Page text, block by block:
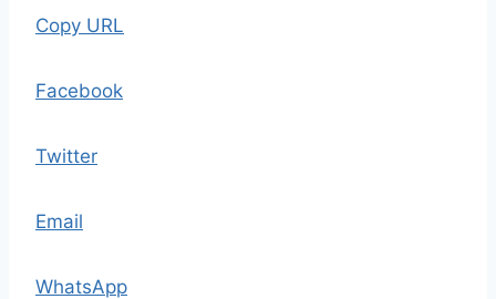
Copy URL
Facebook
Twitter
Email
WhatsApp